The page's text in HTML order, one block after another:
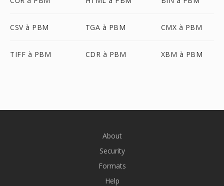
CSV à PBM TGA à PBM CMX à PBM
TIFF à PBM CDR à PBM XBM à PBM
About
Security
Formats
Help